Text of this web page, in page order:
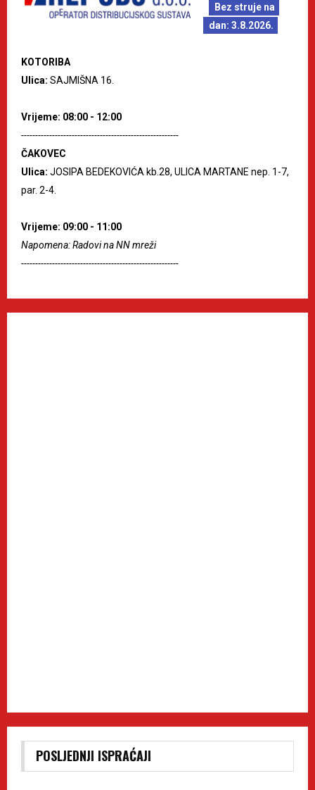
Bez struje na
dan: 3.8.2026.
KOTORIBA
Ulica: SAJMIŠNA 16.
Vrijeme: 08:00 - 12:00
--------------------------------------------------------
ČAKOVEC
Ulica: JOSIPA BEDEKOVIĆA kb.28, ULICA MARTANE nep. 1-7,
par. 2-4.
Vrijeme: 09:00 - 11:00
Napomena: Radovi na NN mreži
--------------------------------------------------------
POSLJEDNJI ISPRAĆAJI